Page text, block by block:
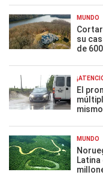
MUNDO
su
de
El
MUNDO
Latina